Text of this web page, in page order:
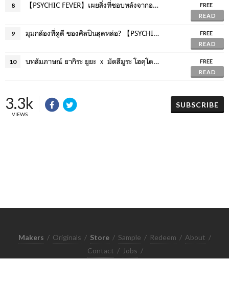
8 【PSYCHIC FEVER】เผยสิ่งที่ชอบหลังจากอยู่ไทยได้ครึ่งปี และแนะนำข้อมูลในไทย♡
FREE
READ
9 มุมกล้องที่ดูดี ของศิลปินสุดหล่อ? 【PSYCHIC FEVER】
FREE
READ
10 บทสัมภาษณ์ ยากิระ ยูยะ ｘ มัตสึมูระ โฮคุโตะ “คุโจ ยอดทนายบาป” (Netfilx)
FREE
READ
3.3k
VIEWS
SUBSCRIBE
Makers / Originals / Store / Sample / Redeem / About /
Contact / Jobs /